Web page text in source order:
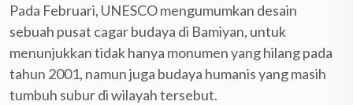
Pada Februari, UNESCO mengumumkan desain
sebuah pusat cagar budaya di Bamiyan, untuk
menunjukkan tidak hanya monumen yang hilang pada
tahun 2001, namun juga budaya humanis yang masih
tumbuh subur di wilayah tersebut.